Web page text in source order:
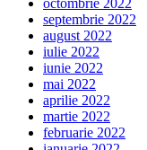
septembrie 2022
august 2022
iulie 2022
iunie 2022
mai 2022
aprilie 2022
martie 2022
februarie 2022